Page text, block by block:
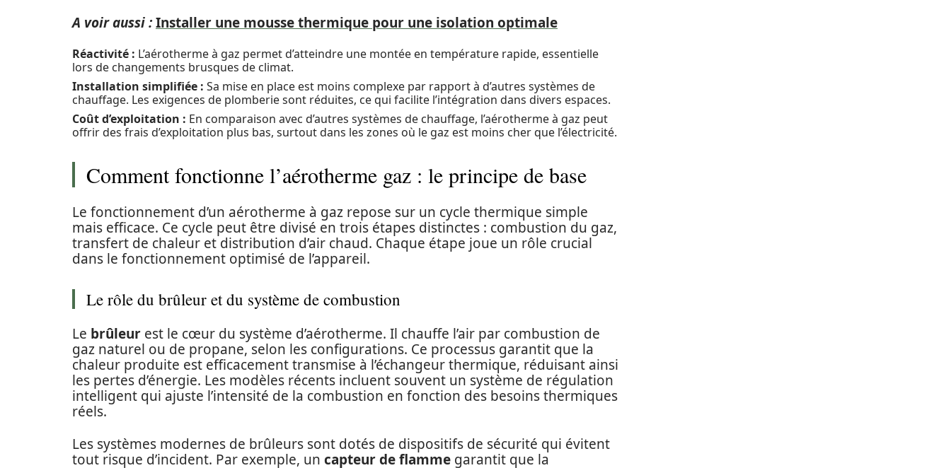
A voir aussi :Installer une mousse thermique pour une isolation optimale
Réactivité : L’aérotherme à gaz permet d’atteindre une montée en température rapide, essentielle
lors de changements brusques de climat.
Installation simplifiée : Sa mise en place est moins complexe par rapport à d’autres systèmes de
chauffage. Les exigences de plomberie sont réduites, ce qui facilite l’intégration dans divers espaces.
Coût d’exploitation : En comparaison avec d’autres systèmes de chauffage, l’aérotherme à gaz peut
offrir des frais d’exploitation plus bas, surtout dans les zones où le gaz est moins cher que l’électricité.
Comment fonctionne l’aérotherme gaz : le principe de base
Le fonctionnement d’un aérotherme à gaz repose sur un cycle thermique simple
mais efficace. Ce cycle peut être divisé en trois étapes distinctes : combustion du gaz,
transfert de chaleur et distribution d’air chaud. Chaque étape joue un rôle crucial
dans le fonctionnement optimisé de l’appareil.
Le rôle du brûleur et du système de combustion
Le brûleur est le cœur du système d’aérotherme. Il chauffe l’air par combustion de
gaz naturel ou de propane, selon les configurations. Ce processus garantit que la
chaleur produite est efficacement transmise à l’échangeur thermique, réduisant ainsi
les pertes d’énergie. Les modèles récents incluent souvent un système de régulation
intelligent qui ajuste l’intensité de la combustion en fonction des besoins thermiques
réels.
Les systèmes modernes de brûleurs sont dotés de dispositifs de sécurité qui évitent
tout risque d’incident. Par exemple, un capteur de flamme garantit que la